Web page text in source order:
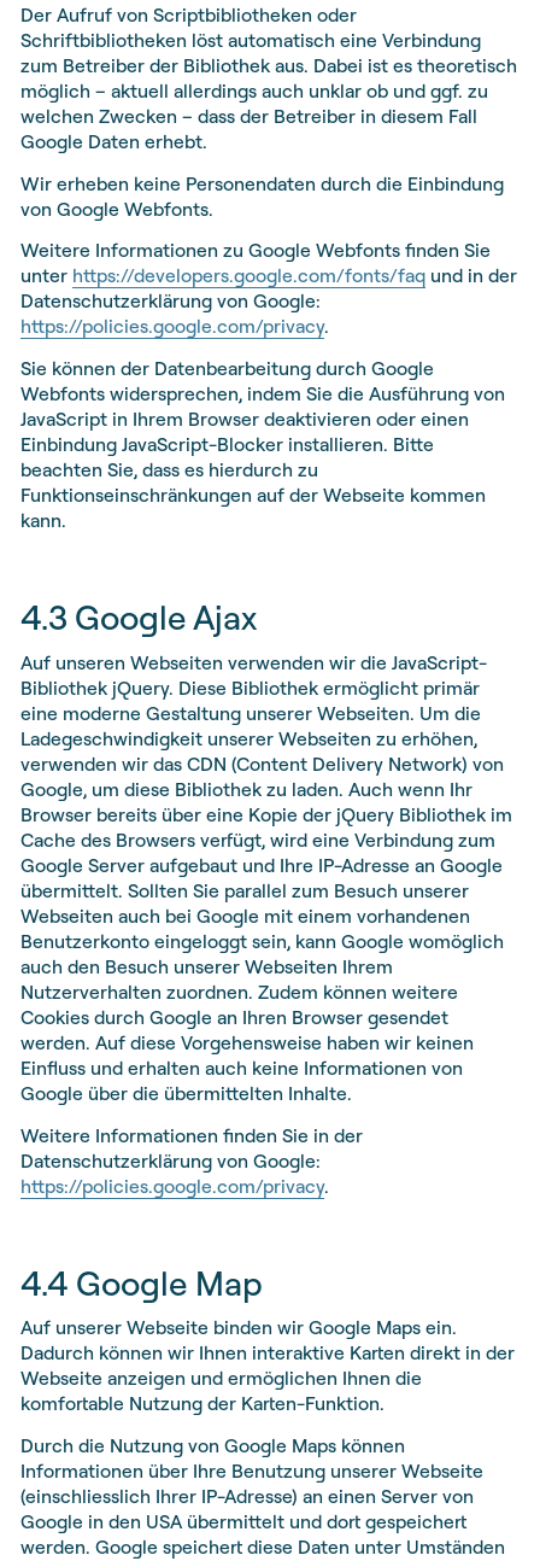
Der Aufruf von Scriptbibliotheken oder
Schriftbibliotheken löst automatisch eine Verbindung
zum Betreiber der Bibliothek aus. Dabei ist es theoretisch
möglich – aktuell allerdings auch unklar ob und ggf. zu
welchen Zwecken – dass der Betreiber in diesem Fall
Google Daten erhebt.
Wir erheben keine Personendaten durch die Einbindung
von Google Webfonts.
Weitere Informationen zu Google Webfonts finden Sie
unter https://developers.google.com/fonts/faq und in der
Datenschutzerklärung von Google:
https://policies.google.com/privacy.
Sie können der Datenbearbeitung durch Google
Webfonts widersprechen, indem Sie die Ausführung von
JavaScript in Ihrem Browser deaktivieren oder einen
Einbindung JavaScript-Blocker installieren. Bitte
beachten Sie, dass es hierdurch zu
Funktionseinschränkungen auf der Webseite kommen
kann.
4.3 Google Ajax
Auf unseren Webseiten verwenden wir die JavaScript-
Bibliothek jQuery. Diese Bibliothek ermöglicht primär
eine moderne Gestaltung unserer Webseiten. Um die
Ladegeschwindigkeit unserer Webseiten zu erhöhen,
verwenden wir das CDN (Content Delivery Network) von
Google, um diese Bibliothek zu laden. Auch wenn Ihr
Browser bereits über eine Kopie der jQuery Bibliothek im
Cache des Browsers verfügt, wird eine Verbindung zum
Google Server aufgebaut und Ihre IP-Adresse an Google
übermittelt. Sollten Sie parallel zum Besuch unserer
Webseiten auch bei Google mit einem vorhandenen
Benutzerkonto eingeloggt sein, kann Google womöglich
auch den Besuch unserer Webseiten Ihrem
Nutzerverhalten zuordnen. Zudem können weitere
Cookies durch Google an Ihren Browser gesendet
werden. Auf diese Vorgehensweise haben wir keinen
Einfluss und erhalten auch keine Informationen von
Google über die übermittelten Inhalte.
Weitere Informationen finden Sie in der
Datenschutzerklärung von Google:
https://policies.google.com/privacy.
4.4 Google Map
Auf unserer Webseite binden wir Google Maps ein.
Dadurch können wir Ihnen interaktive Karten direkt in der
Webseite anzeigen und ermöglichen Ihnen die
komfortable Nutzung der Karten-Funktion.
Durch die Nutzung von Google Maps können
Informationen über Ihre Benutzung unserer Webseite
(einschliesslich Ihrer IP-Adresse) an einen Server von
Google in den USA übermittelt und dort gespeichert
werden. Google speichert diese Daten unter Umständen